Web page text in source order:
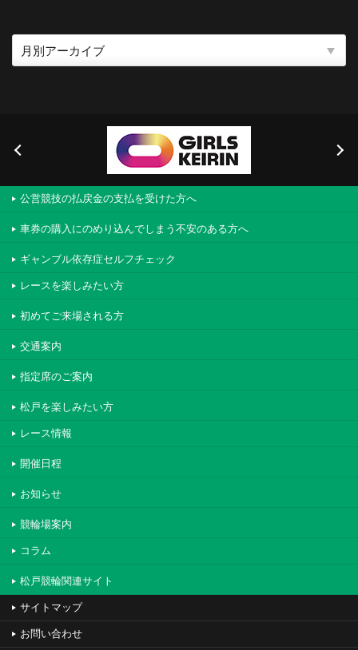
公営競技の払戻金の支払を受けた方へ
車券の購入にのめり込んでしまう不安のある方へ
ギャンブル依存症セルフチェック
レースを楽しみたい方
初めてご来場される方
交通案内
指定席のご案内
松戸を楽しみたい方
レース情報
開催日程
お知らせ
競輪場案内
コラム
松戸競輪関連サイト
サイトマップ
お問い合わせ